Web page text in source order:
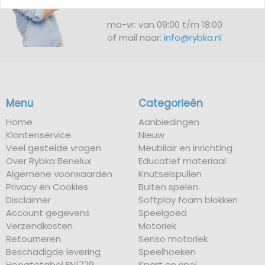
ma-vr: van 09:00 t/m 18:00
of mail naar:info@rybka.nl
Categorieën
Aanbiedingen
Nieuw
Meubilair en inrichting
Educatief materiaal
Knutselspullen
Buiten spelen
Softplay foam blokken
Speelgoed
Motoriek
Senso motoriek
Speelhoeken
Menu
Home
Klantenservice
Veel gestelde vragen
Over Rybka Benelux
Algemene voorwaarden
Privacy en Cookies
Disclaimer
Account gegevens
Verzendkosten
Retourneren
Beschadigde levering